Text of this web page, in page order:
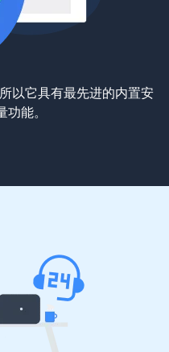
以它具有最先进的内置安
能。